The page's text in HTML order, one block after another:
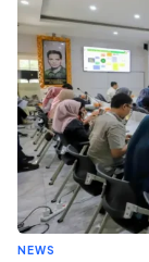
NEWS